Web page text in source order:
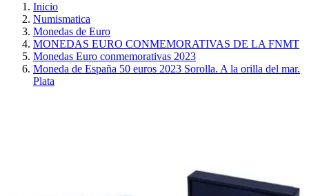
Inicio
Numismatica
Monedas de Euro
MONEDAS EURO CONMEMORATIVAS DE LA FNMT
Monedas Euro conmemorativas 2023
Moneda de España 50 euros 2023 Sorolla. A la orilla del mar.
Plata